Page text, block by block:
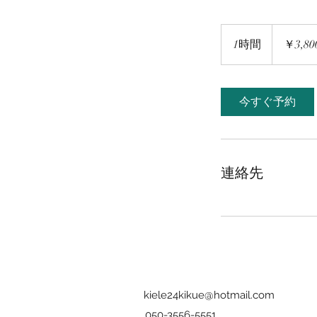
1時間
時
￥
今すぐ予約
連絡先
kiele24kikue@hotmail.com